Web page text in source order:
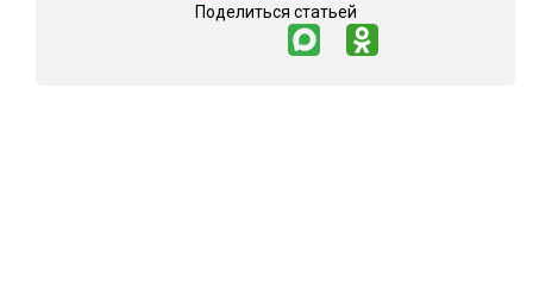
Поделиться статьей